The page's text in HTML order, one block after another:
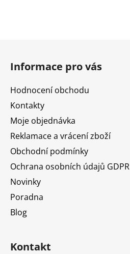
Informace pro vás
Hodnocení obchodu
Kontakty
Moje objednávka
Reklamace a vrácení zboží
Obchodní podmínky
Ochrana osobních údajů GDPR
Novinky
Poradna
Blog
Kontakt